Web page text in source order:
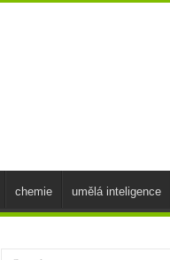
chemie umělá inteligence